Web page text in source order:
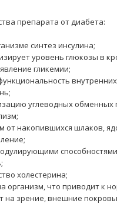
препарата от диабета:
синтез инсулина;
уровень глюкозы в
гликемии;
углеводных обменных
от накопившихся шлаков,
холестерина;
организм, что приводит к
на зрение, внешние